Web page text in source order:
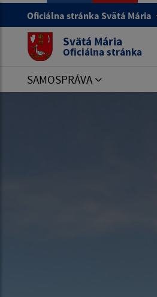
Oficiálna stránka Svätá Mária
Svätá Mária
Oficiálna stránka
SAMOSPRÁVA